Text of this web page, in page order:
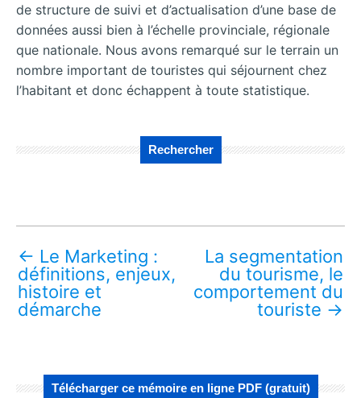
de structure de suivi et d’actualisation d’une base de
données aussi bien à l’échelle provinciale, régionale
que nationale. Nous avons remarqué sur le terrain un
nombre important de touristes qui séjournent chez
l’habitant et donc échappent à toute statistique.
Rechercher
← Le Marketing :
définitions, enjeux,
histoire et
démarche
La segmentation
du tourisme, le
comportement du
touriste →
Télécharger ce mémoire en ligne PDF (gratuit)